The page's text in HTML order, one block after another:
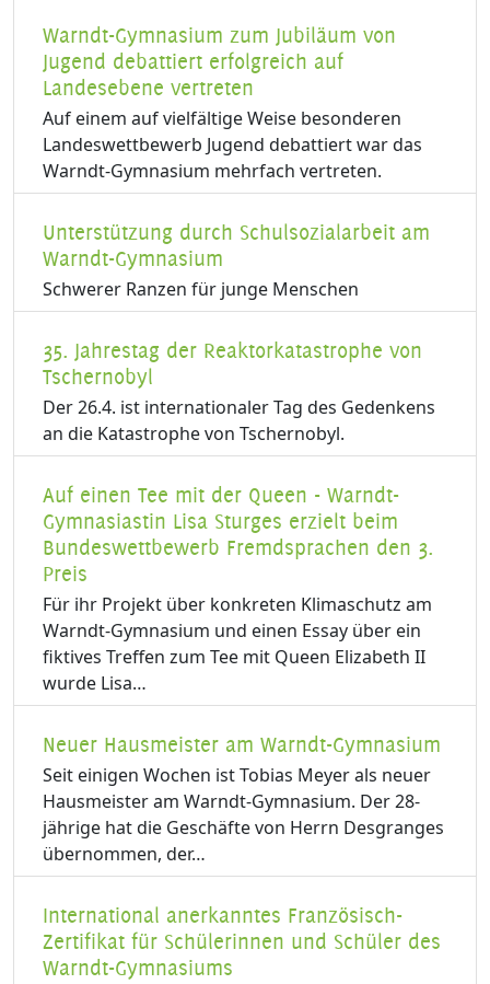
Warndt-Gymnasium zum Jubiläum von
Jugend debattiert erfolgreich auf
Landesebene vertreten
Auf einem auf vielfältige Weise besonderen
Landeswettbewerb Jugend debattiert war das
Warndt-Gymnasium mehrfach vertreten.
Unterstützung durch Schulsozialarbeit am
Warndt-Gymnasium
Schwerer Ranzen für junge Menschen
35. Jahrestag der Reaktorkatastrophe von
Tschernobyl
Der 26.4. ist internationaler Tag des Gedenkens
an die Katastrophe von Tschernobyl.
Auf einen Tee mit der Queen - Warndt-
Gymnasiastin Lisa Sturges erzielt beim
Bundeswettbewerb Fremdsprachen den 3.
Preis
Für ihr Projekt über konkreten Klimaschutz am
Warndt-Gymnasium und einen Essay über ein
fiktives Treffen zum Tee mit Queen Elizabeth II
wurde Lisa…
Neuer Hausmeister am Warndt-Gymnasium
Seit einigen Wochen ist Tobias Meyer als neuer
Hausmeister am Warndt-Gymnasium. Der 28-
jährige hat die Geschäfte von Herrn Desgranges
übernommen, der…
International anerkanntes Französisch-
Zertifikat für Schülerinnen und Schüler des
Warndt-Gymnasiums